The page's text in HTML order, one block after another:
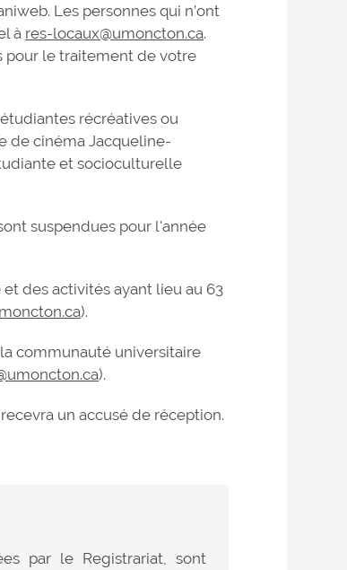
Les personnes qui n’ont
à res-locaux@umoncton.ca.
pour le traitement de votre
récréatives ou
de cinéma Jacqueline-
et socioculturelle
suspendues pour l'année
des activités ayant lieu au 63
).
communauté universitaire
).
un accusé de réception.
par le Registrariat, sont